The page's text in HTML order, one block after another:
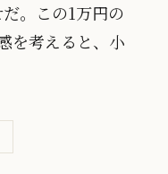
。この1万円の
を考えると、小